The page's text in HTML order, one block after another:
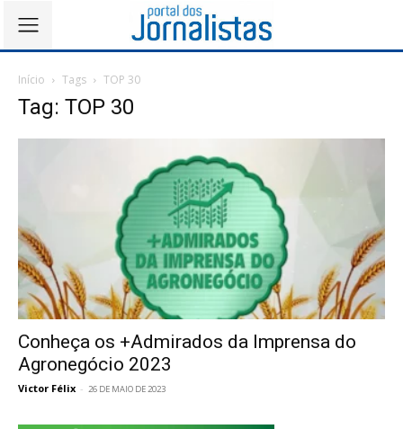
Início Tags TOP 30
Tag: TOP 30
Conheça os +Admirados da Imprensa do
Agronegócio 2023
Victor Félix - 26 DE MAIO DE 2023